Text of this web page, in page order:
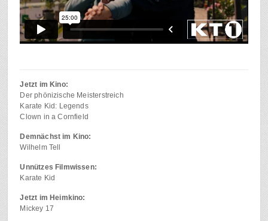
Jetzt im Kino:
Der phönizische Meisterstreich
Karate Kid: Legends
Clown in a Cornfield
Demnächst im Kino:
Wilhelm Tell
Unnützes Filmwissen:
Karate Kid
Jetzt im Heimkino:
Mickey 17